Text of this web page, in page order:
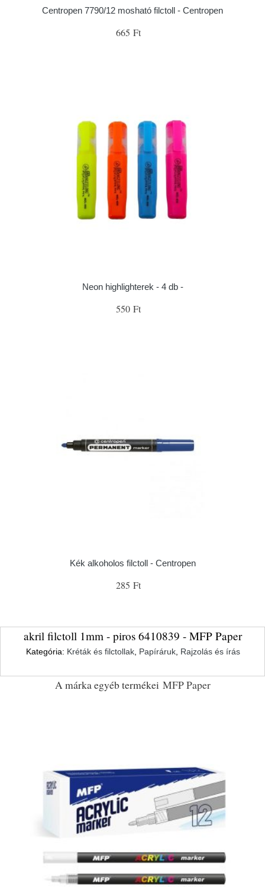
Centropen 7790/12 mosható filctoll - Centropen
665 Ft
Neon highlighterek - 4 db -
550 Ft
Kék alkoholos filctoll - Centropen
285 Ft
akril filctoll 1mm - piros 6410839 - MFP Paper
Kategória: Kréták és filctollak Papíráruk Rajzolás és írás
A márka egyéb termékei MFP Paper